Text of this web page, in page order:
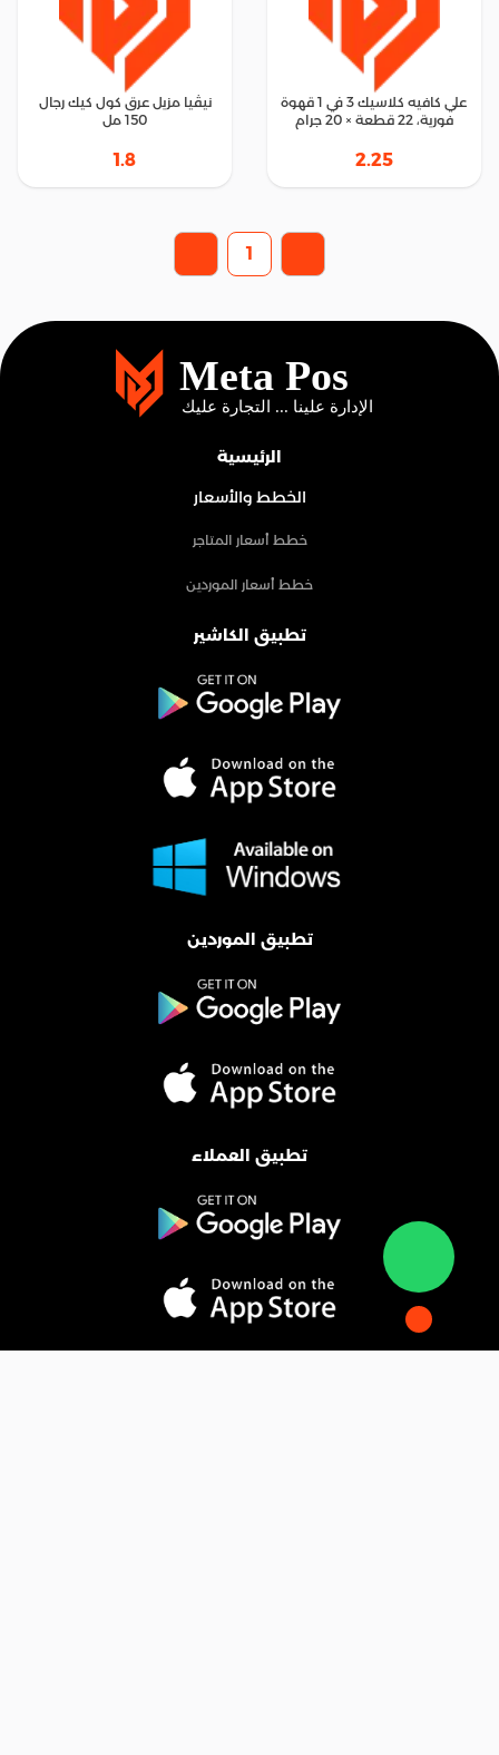
علي كافيه كلاسيك 3 في 1 قهوة
فورية، 22 قطعة × 20 جرام
2.25
نيڤيا مزيل عرق كول كيك رجال
150 مل
1.8
1
الرئيسية
الخطط والأسعار
خطط أسعار المتاجر
خطط أسعار الموردين
تطبيق الكاشير
تطبيق الموردين
تطبيق العملاء